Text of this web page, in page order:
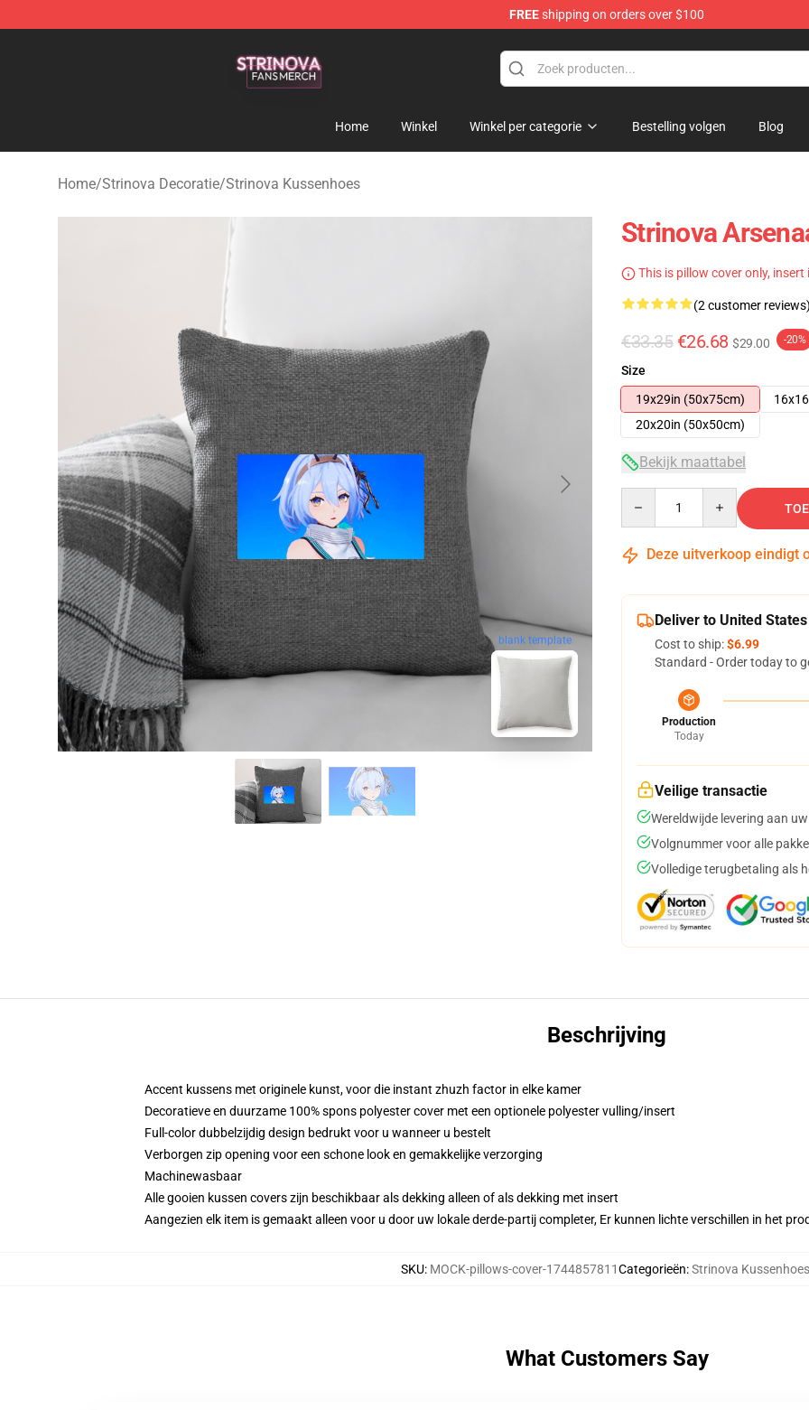
FREEshipping on orders over $100
Home Winkel Winkel per categorie Bestelling volgen Blog
Home/Strinova Decoratie/Strinova Kussenhoes
blank template
Strinova
This is pillow cover only, insert
(2 customer reviews)
€33.35 €26.68 $29.00 -20%
Size
19x29in (50x75cm)
20x20in (50x50cm)
Bekijk maattabel
Deze uitverkoop eindigt
Deliver to United States
Cost to ship:$6.99
Standard - Order today to
Production
Today
Veilige transactie
Wereldwijde levering aan
Volgnummer voor alle
Volledige terugbetaling als
Beschrijving
Accent kussens met originele kunst, voor die instant zhuzh factor in elke kamer
Decoratieve en duurzame 100% spons polyester cover met een optionele polyester vulling/insert
Full-color dubbelzijdig design bedrukt voor u wanneer u bestelt
Verborgen zip opening voor een schone look en gemakkelijke verzorging
Machinewasbaar
Alle gooien kussen covers zijn beschikbaar als dekking alleen of als dekking met insert
Aangezien elk item is gemaakt alleen voor u door uw lokale derde-partij completer, Er kunnen lichte verschillen in het
SKU: MOCK-pillows-cover-1744857811Categorieën:Strinova Kussenhoes
What Customers Say